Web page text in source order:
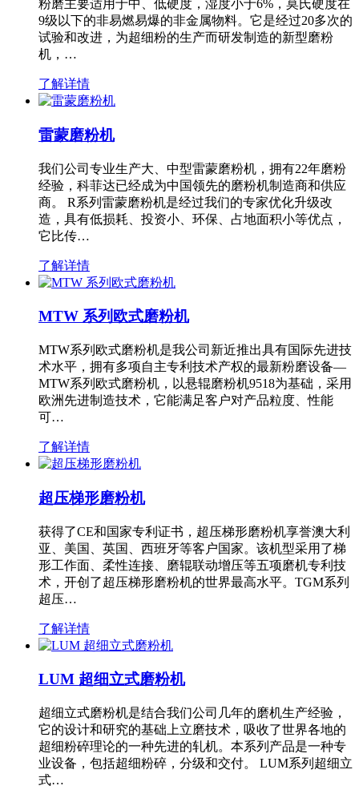
粉磨主要适用于中、低硬度，湿度小于6%，莫氏硬度在
9级以下的非易燃易爆的非金属物料。它是经过20多次的
试验和改进，为超细粉的生产而研发制造的新型磨粉
机，…
了解详情
雷蒙磨粉机
我们公司专业生产大、中型雷蒙磨粉机，拥有22年磨粉
经验，科菲达已经成为中国领先的磨粉机制造商和供应
商。 R系列雷蒙磨粉机是经过我们的专家优化升级改
造，具有低损耗、投资小、环保、占地面积小等优点，
它比传…
了解详情
MTW 系列欧式磨粉机
MTW系列欧式磨粉机是我公司新近推出具有国际先进技
术水平，拥有多项自主专利技术产权的最新粉磨设备—
MTW系列欧式磨粉机，以悬辊磨粉机9518为基础，采用
欧洲先进制造技术，它能满足客户对产品粒度、性能
可…
了解详情
超压梯形磨粉机
获得了CE和国家专利证书，超压梯形磨粉机享誉澳大利
亚、美国、英国、西班牙等客户国家。该机型采用了梯
形工作面、柔性连接、磨辊联动增压等五项磨机专利技
术，开创了超压梯形磨粉机的世界最高水平。TGM系列
超压…
了解详情
LUM 超细立式磨粉机
超细立式磨粉机是结合我们公司几年的磨机生产经验，
它的设计和研究的基础上立磨技术，吸收了世界各地的
超细粉碎理论的一种先进的轧机。本系列产品是一种专
业设备，包括超细粉碎，分级和交付。 LUM系列超细立
式…